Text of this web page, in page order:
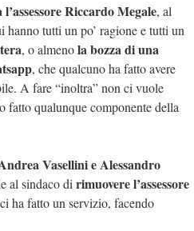
Riccardo Megale, al
tutti un po’ ragione e tutti un
, o almenola bozza di una
, che qualcuno ha fatto avere
A fare “inoltra” non ci vuole
fatto qualunque componente della
Vasellini e Alessandro
al sindaco di rimuovere l’assessore
ha fatto un servizio, facendo